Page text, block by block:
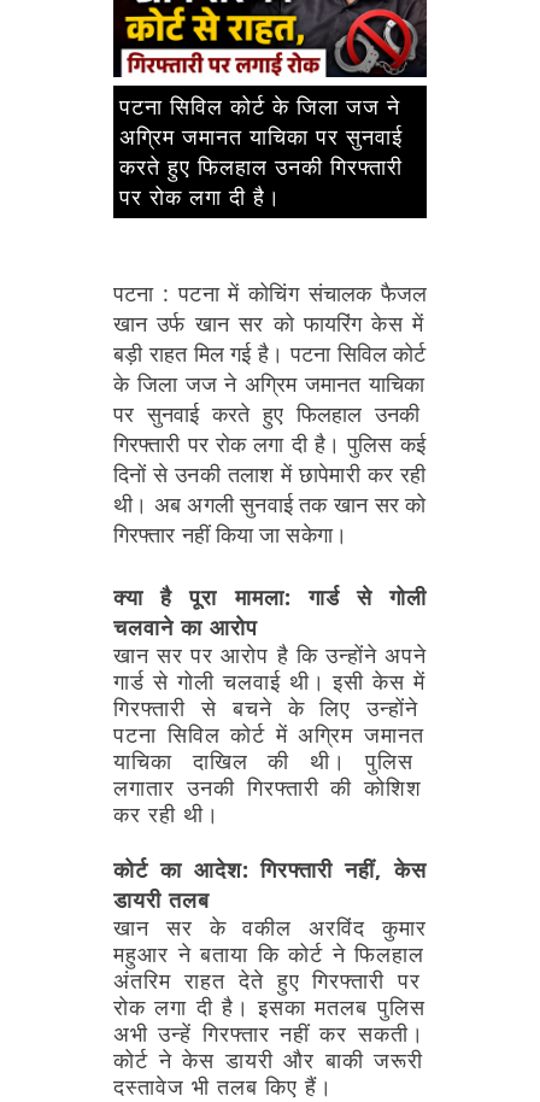
पटना सिविल कोर्ट के जिला जज ने
अग्रिम जमानत याचिका पर सुनवाई
करते हुए फिलहाल उनकी गिरफ्तारी
पर रोक लगा दी है।
पटना :पटनामेंकोचिंगसंचालकफैजल
खानउर्फखानसर कोफायरिंगकेसमें
बड़ीराहतमिलगईहै। पटनासिविलकोर्ट
केजिलाजजनेअग्रिमजमानतयाचिका
पर सुनवाईकरतेहुए फिलहाल उनकी
गिरफ्तारीपररोकलगादीहै। पुलिसकई
दिनोंसेउनकीतलाश मेंछापेमारीकररही
थी। अबअगलीसुनवाईतकखानसरको
गिरफ्तार नहींकियाजासकेगा।
क्या है पूरा मामला: गार्डसेगोली
चलवानेका आरोप
खान सर पर आरोप है किउन्होंनेअपने
गार्ड सेगोलीचलवाईथी। इसी केस में
गिरफ्तारी सेबचनेकेलिए उन्होंने
पटना सिविल कोर्ट मेंअग्रिम जमानत
याचिका दाखिल की थी।
पुलिस
लगातार उनकीगिरफ्तारीकी कोशिश
कर रही थी।
कोर्टकाआदेश: गिरफ्तारी नहीं, केस
डायरी तलब
खान सर केवकील अरविंद कुमार
महुआर नेबताया किकोर्ट नेफिलहाल
अंतरिम राहतदेतेहुए गिरफ्तारी पर
रोक लगा दीहै। इसका मतलब पुलिस
अभी उन्हें गिरफ्तार नहींकर सकती।
कोर्ट नेकेस डायरीऔर बाकीजरूरी
दस्तावेज भी तलब किए हैं।